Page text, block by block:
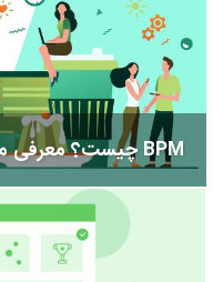
BPM چیست؟ معرفی مدیریت فرایند کسب و کار